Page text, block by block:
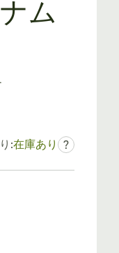
ム
:在庫あり ?